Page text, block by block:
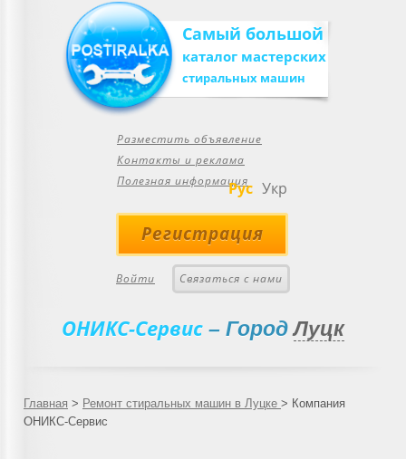
Самый большой
каталог мастерских
стиральных машин
Разместить объявление
Контакты и реклама
Полезная информация
Рус Укр
Регистрация
Войти Связаться с нами
ОНИКС-Сервис – ГородЛуцк
Главная > Ремонт стиральных машин в Луцке > Компания
ОНИКС-Сервис